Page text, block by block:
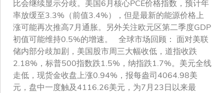
比会继续显示分歧。美国6月核心PCE价格指数，预计年
率放缓至3.3%（前值3.4%），但是最新的能源价格上
涨可能再次推高7月通胀。另外关注欧元区第二季度GDP
初值可能维持0.5%的增速。 全球市场回顾： 面对美联
储内部分歧加剧，美国股市周三大幅收低，道指收跌
2.18%，标普500指数跌1.5%，纳指跌1.7%。美元全线
走低，现货金收盘上涨0.94%，报每盎司4064.98美
元，盘中一度触及4116.26美元，为7月23日以来最